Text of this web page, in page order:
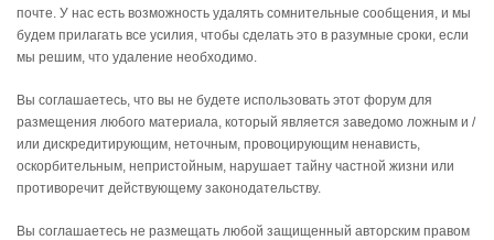
почте. У нас есть возможность удалять сомнительные сообщения, и мы
будем прилагать все усилия, чтобы сделать это в разумные сроки, если
мы решим, что удаление необходимо.
Вы соглашаетесь, что вы не будете использовать этот форум для
размещения любого материала, который является заведомо ложным и /
или дискредитирующим, неточным, провоцирующим ненависть,
оскорбительным, непристойным, нарушает тайну частной жизни или
противоречит действующему законодательству.
Вы соглашаетесь не размещать любой защищенный авторским правом